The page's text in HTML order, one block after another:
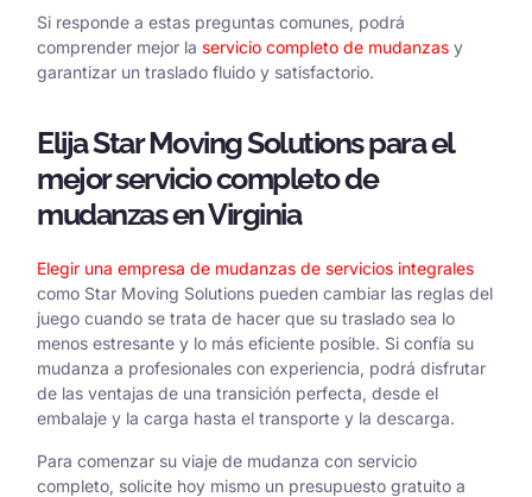
Si responde a estas preguntas comunes, podrá
comprender mejor la servicio completo de mudanzas y
garantizar un traslado fluido y satisfactorio.
Elija Star Moving Solutions para el
mejor servicio completo de
mudanzas en Virginia
Elegir una empresa de mudanzas de servicios integrales
como Star Moving Solutions pueden cambiar las reglas del
juego cuando se trata de hacer que su traslado sea lo
menos estresante y lo más eficiente posible. Si confía su
mudanza a profesionales con experiencia, podrá disfrutar
de las ventajas de una transición perfecta, desde el
embalaje y la carga hasta el transporte y la descarga.
Para comenzar su viaje de mudanza con servicio
completo, solicite hoy mismo un presupuesto gratuito a